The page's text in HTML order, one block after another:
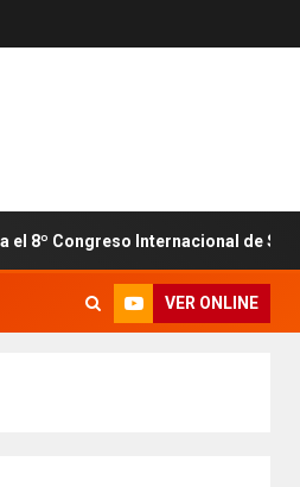
Internacional de Seguridad y
VER ONLINE